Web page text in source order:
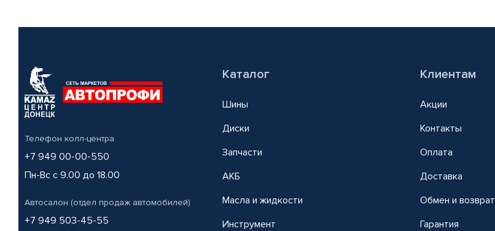
Телефон колл-центра
+7 949 00-00-550
Пн-Вс с 9.00 до 18.00
Автосалон (отдел продаж автомобилей)
+7 949 503-45-55
Каталог
Шины
Диски
Запчасти
АКБ
Масла и жидкости
Инструмент
Клиентам
Акции
Контакты
Оплата
Доставка
Обмен и возврат
Гарантия